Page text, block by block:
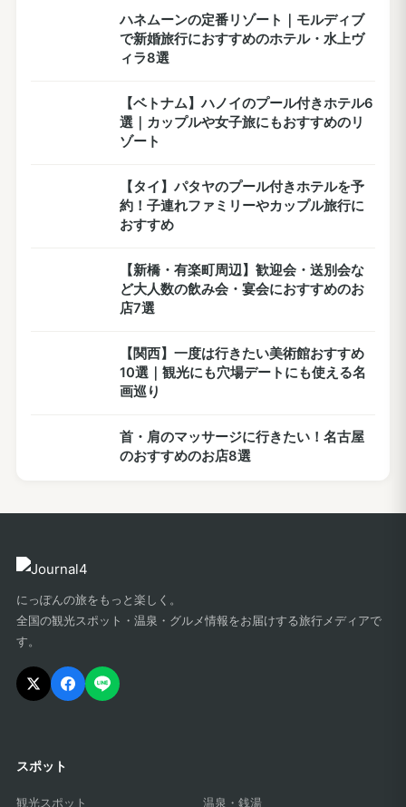
ハネムーンの定番リゾート｜モルディブ
で新婚旅行におすすめのホテル・水上ヴ
ィラ8選
【ベトナム】ハノイのプール付きホテル6
選｜カップルや女子旅にもおすすめのリ
ゾート
【タイ】パタヤのプール付きホテルを予
約！子連れファミリーやカップル旅行に
おすすめ
【新橋・有楽町周辺】歓迎会・送別会な
ど大人数の飲み会・宴会におすすめのお
店7選
【関西】一度は行きたい美術館おすすめ
10選｜観光にも穴場デートにも使える名
画巡り
首・肩のマッサージに行きたい！名古屋
のおすすめのお店8選
にっぽんの旅をもっと楽しく。
全国の観光スポット・温泉・グルメ情報をお届けする旅行メディアで
す。
スポット
観光スポット 温泉・銭湯